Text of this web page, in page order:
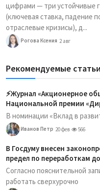
цифрами — три устойчивые
(ключевая ставка, падение
отраслевые кризисы), д...
Рогова Ксения 2 авг
Рекомендуемые статьи
⚡️Журнал «Акционерное
Национальной премии
В номинации «Вклад в
Иванов Петр 20 фев 566
В Госдуму внесен
предел по переработкам
Согласно пояснительной
работать сверхурочно